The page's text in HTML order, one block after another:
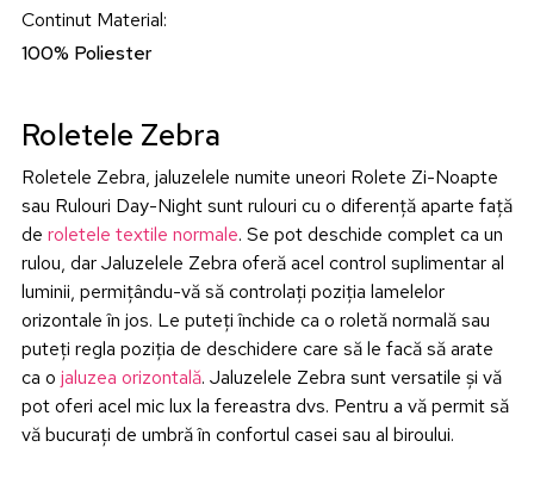
Continut Material:
100% Poliester
Roletele Zebra
Roletele Zebra, jaluzelele numite uneori Rolete Zi-Noapte
sau Rulouri Day-Night sunt rulouri cu o diferență aparte față
de roletele textile normale. Se pot deschide complet ca un
rulou, dar Jaluzelele Zebra oferă acel control suplimentar al
luminii, permițându-vă să controlați poziția lamelelor
orizontale în jos. Le puteți închide ca o roletă normală sau
puteți regla poziția de deschidere care să le facă să arate
ca o jaluzea orizontală. Jaluzelele Zebra sunt versatile și vă
pot oferi acel mic lux la fereastra dvs. Pentru a vă permit să
vă bucurați de umbră în confortul casei sau al biroului.